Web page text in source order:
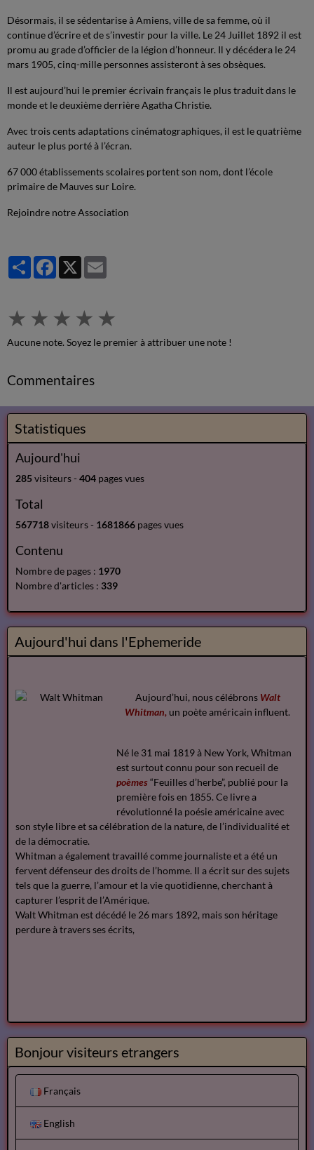
Désormais, il se sédentarise à Amiens, ville de sa femme, où il
continue d’écrire et de s’investir pour la ville. Le 24 Juillet 1892 il est
promu au grade d’officier de la légion d’honneur. Il y décédera le 24
mars 1905, cinq-mille personnes assisteront à ses obsèques.
Il est aujourd’hui le premier écrivain français le plus traduit dans le
monde et le deuxième derrière Agatha Christie.
Avec trois cents adaptations cinématographiques, il est le quatrième
auteur le plus porté à l’écran.
67 000 établissements scolaires portent son nom, dont l’école
primaire de Mauves sur Loire.
Rejoindre notre Association
PartagerFacebook
X
★ ★ ★ ★ ★
Aucune note. Soyez le premier à attribuer une note !
Commentaires
Statistiques
Aujourd'hui
285visiteurs - 404 pages vues
Total
567718visiteurs - 1681866 pages vues
Contenu
Nombre de pages : 1970
Nombre d'articles : 339
Aujourd'hui dans l'Ephemeride
Aujourd’hui, nous célébrons Walt
Whitman, un poète américain influent.
Né le 31 mai 1819 à New York, Whitman
est surtout connu pour son recueil de
poèmes “Feuilles d’herbe”, publié pour la
première fois en 1855. Ce livre a
révolutionné la poésie américaine avec
son style libre et sa célébration de la nature, de l’individualité et
de la démocratie.
Whitman a également travaillé comme journaliste et a été un
fervent défenseur des droits de l’homme. Il a écrit sur des sujets
tels que la guerre, l’amour et la vie quotidienne, cherchant à
capturer l’esprit de l’Amérique.
Walt Whitman est décédé le 26 mars 1892, mais son héritage
perdure à travers ses écrits,
Bonjour visiteurs etrangers
Français
English